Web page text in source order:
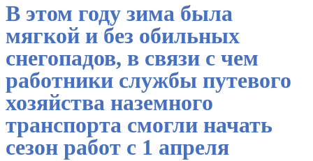
В этом году зима была
мягкой и без обильных
снегопадов, в связи с чем
работники службы путевого
хозяйства наземного
транспорта смогли начать
сезон работ с 1 апреля